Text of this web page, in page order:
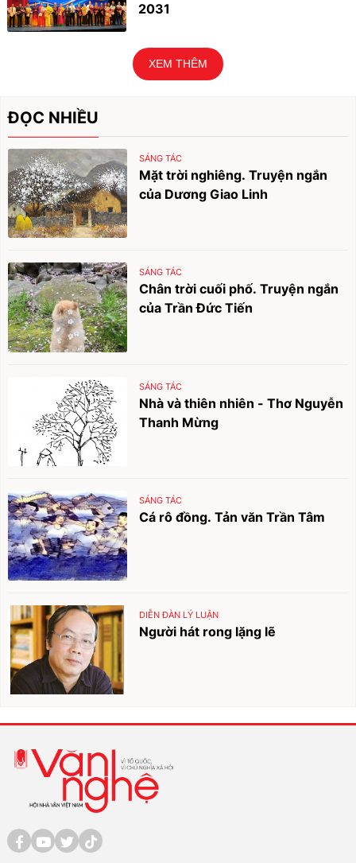
2031
XEM THÊM
ĐỌC NHIỀU
SÁNG TÁC
Mặt trời nghiêng. Truyện ngắn
của Dương Giao Linh
SÁNG TÁC
Chân trời cuối phố. Truyện ngắn
của Trần Đức Tiến
SÁNG TÁC
Nhà và thiên nhiên - Thơ Nguyễn
Thanh Mừng
SÁNG TÁC
Cá rô đồng. Tản văn Trần Tâm
DIỄN ĐÀN LÝ LUẬN
Người hát rong lặng lẽ